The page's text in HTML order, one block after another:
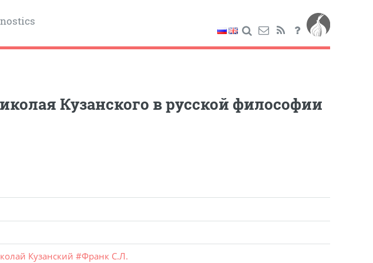
Кузанского в русской философии
Кузанский #Франк С.Л.